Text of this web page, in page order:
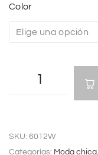
Color
t
SKU: 6012W
Categorías: Moda chica